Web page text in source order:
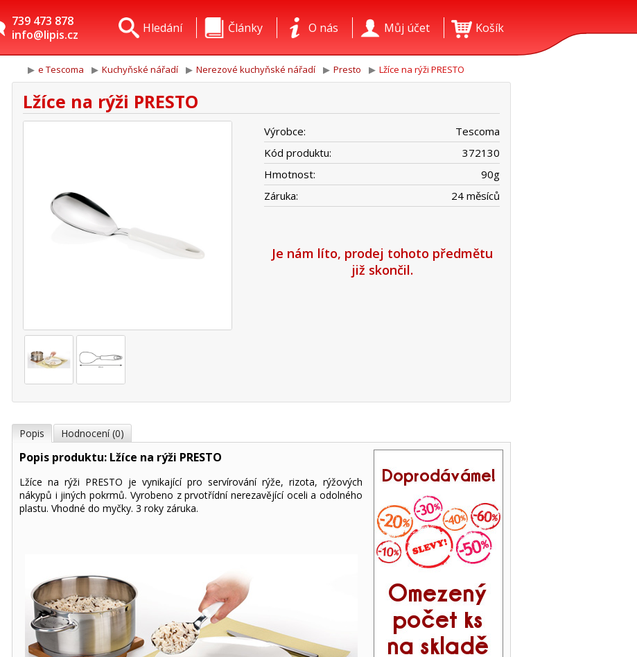
739 473 878
info@lipis.cz
Košík
Můj účet
O nás
Články
Hledání
e Tescoma Kuchyňské nářadí Nerezové kuchyňské nářadí Presto Lžíce na rýži PRESTO
Lžíce na rýži PRESTO
Výrobce:
Tescoma
Kód produktu:
372130
Hmotnost:
90g
Záruka:
24 měsíců
Je nám líto, prodej tohoto předmětu
již skončil.
Popis Hodnocení (0)
Popis produktu: Lžíce na rýži PRESTO
Lžíce na rýži PRESTO je vynikající pro servírování rýže, rizota, rýžových
nákypů i jiných pokrmů. Vyrobeno z prvotřídní nerezavějící oceli a odolného
plastu. Vhodné do myčky. 3 roky záruka.